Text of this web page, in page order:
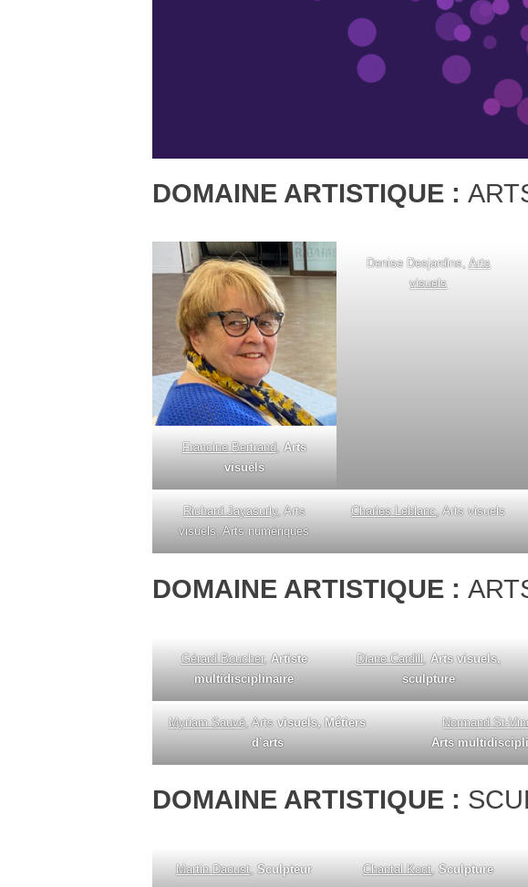
DOMAINE ARTISTIQUE :
Francine Bertrand,Arts
visuels
Denise Desjardins,Arts
visuels
Richard Jayasurly, Arts
visuels, Arts numériques
Charles Leblanc, Arts visuels
DOMAINE ARTISTIQUE :
Gérard Boucher,Artiste
multidisciplinaire
Diane Cardill,Arts visuels,
sculpture
Myriam Sauvé, Artsvisuels, Métiers
d’arts
Normand St-
Arts
DOMAINE ARTISTIQUE :
Martin Daoust,Sculpteur Chantal Koot,Sculpture